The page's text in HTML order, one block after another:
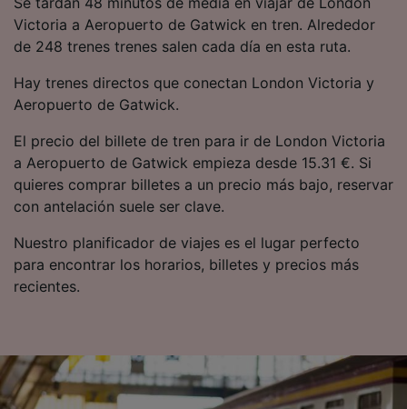
Victoria a Aeropuerto de Gatwick en tren. Alrededor
de 248 trenes trenes salen cada día en esta ruta.
Hay trenes directos que conectan London Victoria y
Aeropuerto de Gatwick.
El precio del billete de tren para ir de London Victoria
a Aeropuerto de Gatwick empieza desde 15.31 €. Si
quieres comprar billetes a un precio más bajo, reservar
con antelación suele ser clave.
Nuestro planificador de viajes es el lugar perfecto
para encontrar los horarios, billetes y precios más
recientes.